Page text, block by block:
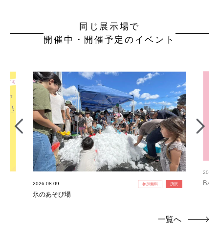
同じ展示場で
開催中・開催予定のイベント
2026.08.09 参加無料 所沢
氷のあそび場
一覧へ